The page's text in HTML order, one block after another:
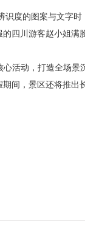
度的图案与文字
四川游客赵小姐满
活动，打造全场
间，景区还将推出